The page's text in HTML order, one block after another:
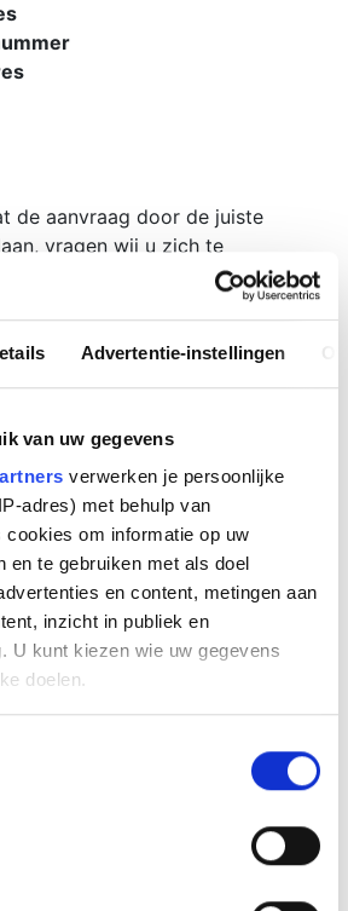
Advertentie-instellingen
van uw gegevens
verwerken je persoonlijke
adres) met behulp van
cookies om informatie op uw
en te gebruiken met als doel
en content, metingen aan
inzicht in publiek en
U kunt kiezen wie uw gegevens
doelen.
over uw geografische
identificeren door het actief te
eigenschappen (fingerprinting)
de aanvraag door de juiste
vragen wij u zich te
op twee manieren:
bij ons langs op kantoor met
bewijs op een beveiligde manier
u zelf is gedaan
anderen, zoals familieleden,
u zelf kunt een verzoek
indienen door een e-mail te sturen
, t.a.v. Ramon Soer
aanvraag neemt Ramon Soer zo
met u op om een moment